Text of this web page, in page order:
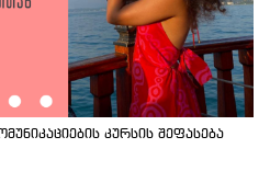
კურსის შეფასება